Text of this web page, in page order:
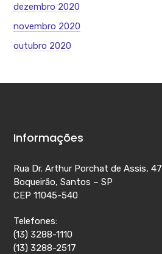
dezembro 2020
novembro 2020
outubro 2020
Informações
Rua Dr. Arthur Porchat de Assis, 47
Boqueirão, Santos – SP
CEP 11045-540
Telefones:
(13) 3288-1110
(13) 3288-2517